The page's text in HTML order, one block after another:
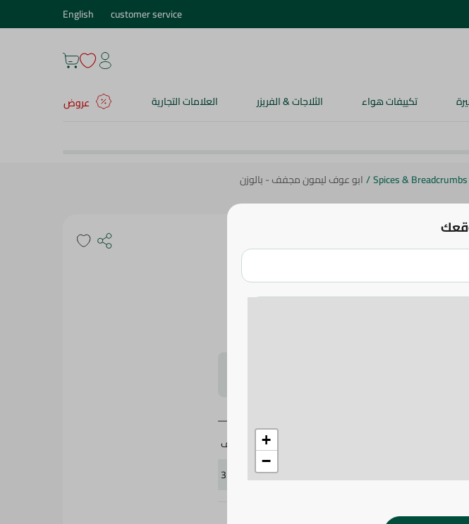
customer service
English
تكييفات هواء الثلاجات & الفريزر العلامات التجارية
عروض
Spices & Breadcrumbs
/ابو عوف ليمون مجفف - بالوزن
مجفف - بالوزن
بناءً على التوفر.
ابو عوف
359110
+
−